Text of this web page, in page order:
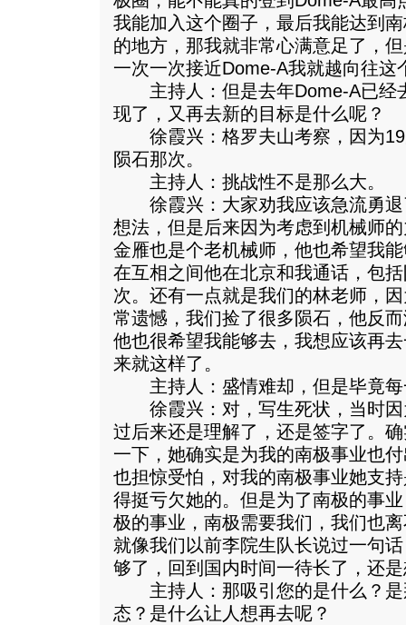
我能加入这个圈子，最后我能达到
的地方，那我就非常心满意足了，
一次一次接近Dome-A我就越向往这
主持人：但是去年Dome-A已经
现了，又再去新的目标是什么呢？
徐霞兴：格罗夫山考察，因为19
陨石那次。
主持人：挑战性不是那么大。
徐霞兴：大家劝我应该急流勇退
想法，但是后来因为考虑到机械师
金雁也是个老机械师，他也希望我
在互相之间他在北京和我通话，包
次。还有一点就是我们的林老师，
常遗憾，我们捡了很多陨石，他反
他也很希望我能够去，我想应该再
来就这样了。
主持人：盛情难却，但是毕竟每
徐霞兴：对，写生死状，当时因
过后来还是理解了，还是签字了。
一下，她确实是为我的南极事业也
也担惊受怕，对我的南极事业她支
得挺亏欠她的。但是为了南极的事
极的事业，南极需要我们，我们也
就像我们以前李院生队长说过一句
够了，回到国内时间一待长了，还
主持人：那吸引您的是什么？是
态？是什么让人想再去呢？